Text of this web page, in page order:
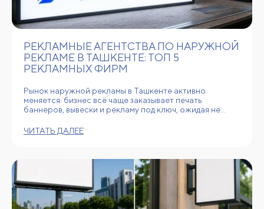
РЕКЛАМНЫЕ АГЕНТСТВА ПО НАРУЖНОЙ
РЕКЛАМЕ В ТАШКЕНТЕ: ТОП 5
РЕКЛАМНЫХ ФИРМ
Рынок наружной рекламы в Ташкенте активно
меняется: бизнес всё чаще заказывает печать
баннеров, вывески и рекламу под ключ, ожидая не…
ЧИТАТЬ ДАЛЕЕ